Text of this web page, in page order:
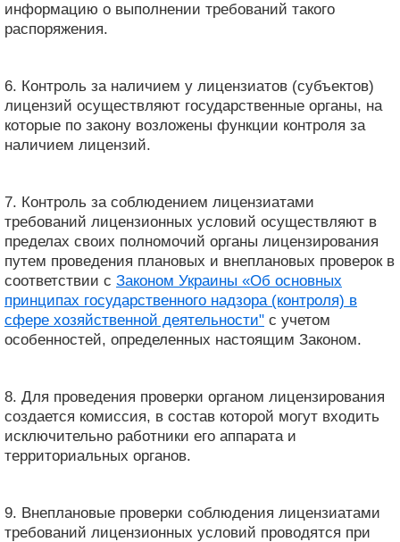
информацию о выполнении требований такого
распоряжения.
6. Контроль за наличием у лицензиатов (субъектов)
лицензий осуществляют государственные органы, на
которые по закону возложены функции контроля за
наличием лицензий.
7. Контроль за соблюдением лицензиатами
требований лицензионных условий осуществляют в
пределах своих полномочий органы лицензирования
путем проведения плановых и внеплановых проверок в
соответствии с Законом Украины «Об основных
принципах государственного надзора (контроля) в
сфере хозяйственной деятельности" с учетом
особенностей, определенных настоящим Законом.
8. Для проведения проверки органом лицензирования
создается комиссия, в состав которой могут входить
исключительно работники его аппарата и
территориальных органов.
9. Внеплановые проверки соблюдения лицензиатами
требований лицензионных условий проводятся при